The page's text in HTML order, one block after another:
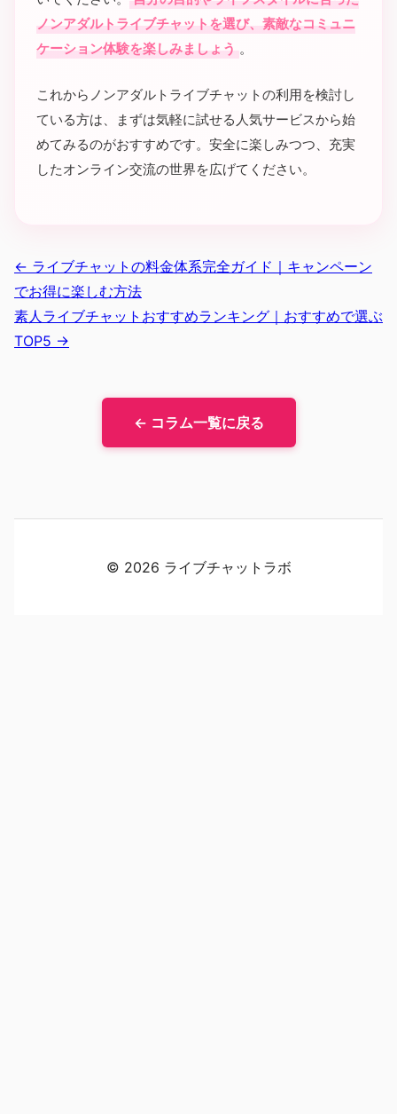
ノンアダルトライブチャットを選び、素敵なコミュニ
ケーション体験を楽しみましょう 。
これからノンアダルトライブチャットの利用を検討し
ている方は、まずは気軽に試せる人気サービスから始
めてみるのがおすすめです。安全に楽しみつつ、充実
したオンライン交流の世界を広げてください。
← ライブチャットの料金体系完全ガイド｜キャンペーン
でお得に楽しむ方法
素人ライブチャットおすすめランキング｜おすすめで選ぶ
TOP5 →
← コラム一覧に戻る
© 2026 ライブチャットラボ